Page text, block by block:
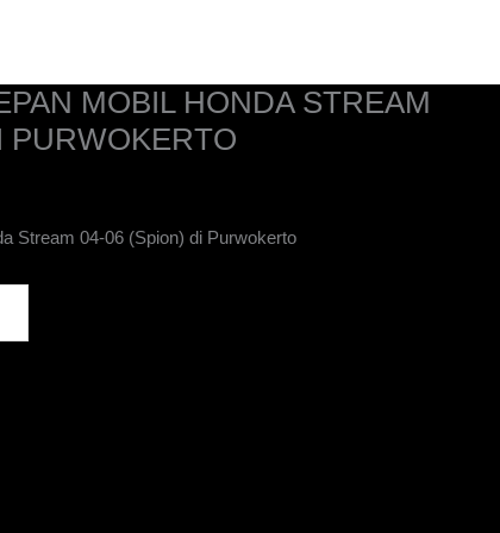
MOBIL HONDA STREAM
PURWOKERTO
Stream 04-06 (Spion) di Purwokerto